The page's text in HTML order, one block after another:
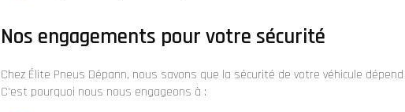
Nos engagements pour votre sécurité
Chez Élite Pneus Dépann, nous savons que la sécurité de votre véhicule
C'est pourquoi nous nous engageons à :